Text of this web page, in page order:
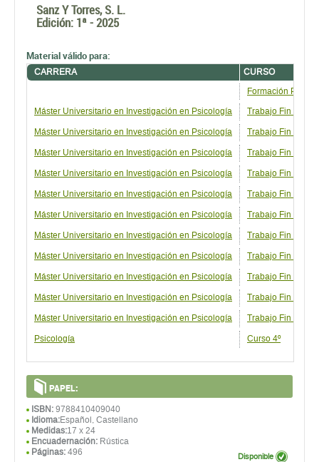
Sanz Y Torres, S. L.
Edición: 1ª - 2025
Material válido para:
CARRERA
CURSO
Formación
Máster Universitario en Investigación en Psicología
Trabajo Fin de
Máster Universitario en Investigación en Psicología Trabajo Fin de
Máster Universitario en Investigación en Psicología Trabajo Fin de
Máster Universitario en Investigación en Psicología Trabajo Fin de
Máster Universitario en Investigación en Psicología Trabajo Fin de
Máster Universitario en Investigación en Psicología Trabajo Fin de
Máster Universitario en Investigación en Psicología Trabajo Fin de
Máster Universitario en Investigación en Psicología Trabajo Fin de
Máster Universitario en Investigación en Psicología Trabajo Fin de
Máster Universitario en Investigación en Psicología Trabajo Fin de
Máster Universitario en Investigación en Psicología Trabajo Fin de
Psicología Curso 4º
PAPEL:
ISBN: 9788410409040
Idioma:Español, Castellano
Medidas:17 x 24
Encuadernación: Rústica
Páginas: 496 Disponible